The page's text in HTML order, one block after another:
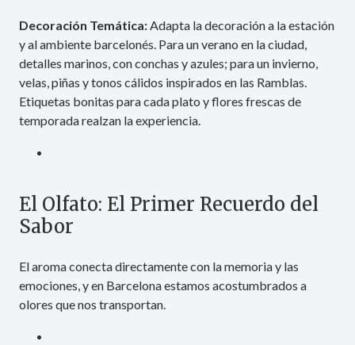
Decoración Temática: Adapta la decoración a la estación
y al ambiente barcelonés. Para un verano en la ciudad,
detalles marinos, con conchas y azules; para un invierno,
velas, piñas y tonos cálidos inspirados en las Ramblas.
Etiquetas bonitas para cada plato y flores frescas de
temporada realzan la experiencia.
El Olfato: El Primer Recuerdo del
Sabor
El aroma conecta directamente con la memoria y las
emociones, y en Barcelona estamos acostumbrados a
olores que nos transportan.